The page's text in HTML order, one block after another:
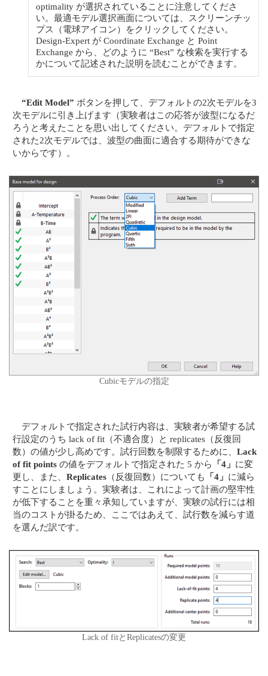
optimality が選択されていることに注意してくださ
い。最適モデル選択画面については、スクリーンチッ
プス（電球アイコン）をクリックしてください。
Design-Expert が Coordinate Exchange と Point
Exchange から、どのように “Best” な検索を実行する
かについて記述された説明を読むことができます。
“Edit Model” ボタンを押して、デフォルトの2次モデルを3
次モデルに引き上げます（実験者はこの応答が波型になるだ
ろうと考えたことを思い出してください。デフォルトで指定
された2次モデルでは、波型の曲面に適合する期待ができな
いからです）。
Cubicモデルの指定
デフォルトで指定された試行内容は、実験者が希望する試
行設定のうち lack of fit（不適合度）と replicates（反復回
数）の値が少し高めです。試行回数を制限するために、Lack
of fit points の値をデフォルトで指定された 5 から 「4」 に変
更し、また、Replicates （反復回数）についても 「4」 に減ら
すことにしましょう。実験者は、これによって計画の堅牢性
が低下することを重々承知していますが、実験の試行には相
当のコストが掛るため、ここではあえて、試行数を減らす道
を選んだ訳です。
Lack of fitとReplicatesの変更